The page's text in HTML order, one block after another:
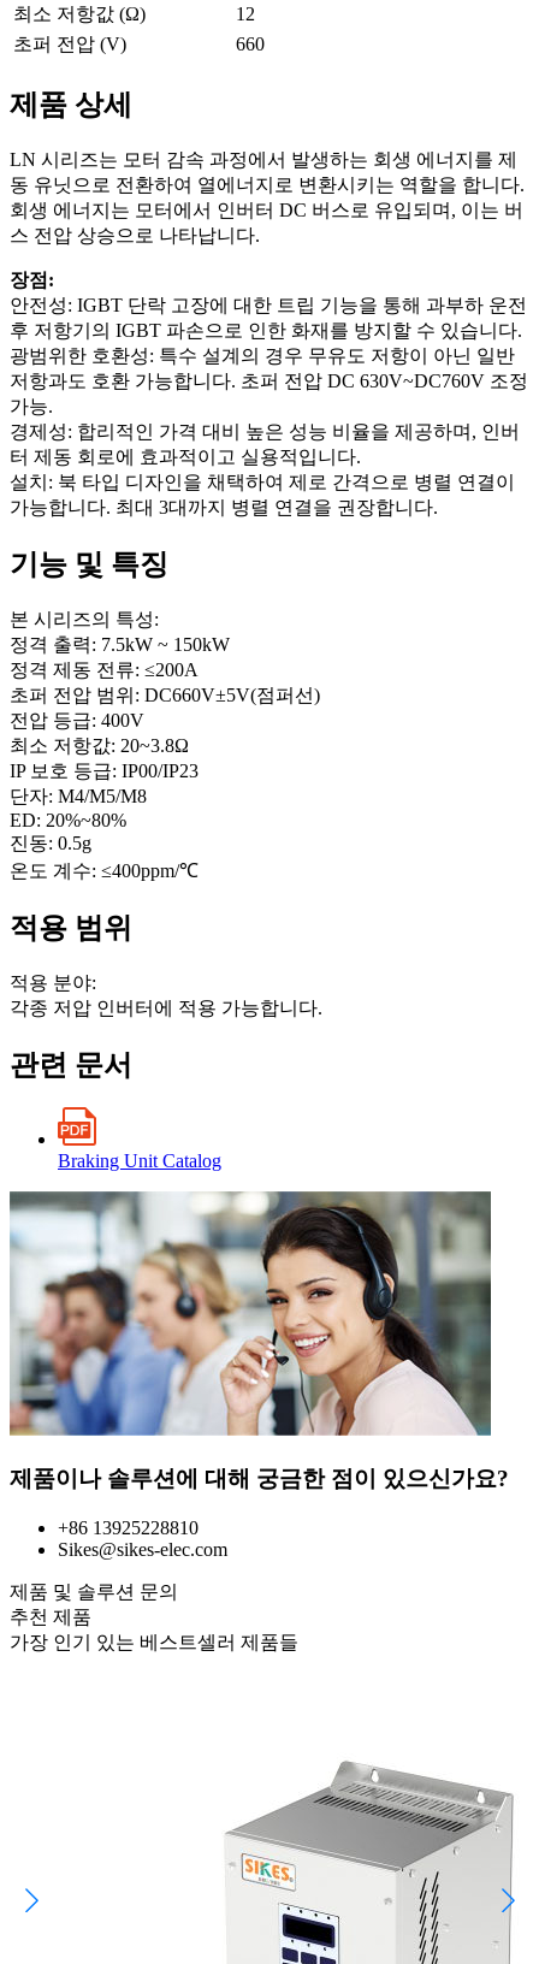
최소 저항값 (Ω)
12
초퍼 전압 (V)
660
제품 상세
LN 시리즈는 모터 감속 과정에서 발생하는 회생 에너지를 제
동 유닛으로 전환하여 열에너지로 변환시키는 역할을 합니다.
회생 에너지는 모터에서 인버터 DC 버스로 유입되며, 이는 버
스 전압 상승으로 나타납니다.
장점:
안전성: IGBT 단락 고장에 대한 트립 기능을 통해 과부하 운전
후 저항기의 IGBT 파손으로 인한 화재를 방지할 수 있습니다.
광범위한 호환성: 특수 설계의 경우 무유도 저항이 아닌 일반
저항과도 호환 가능합니다. 초퍼 전압 DC 630V~DC760V 조정
가능.
경제성: 합리적인 가격 대비 높은 성능 비율을 제공하며, 인버
터 제동 회로에 효과적이고 실용적입니다.
설치: 북 타입 디자인을 채택하여 제로 간격으로 병렬 연결이
가능합니다. 최대 3대까지 병렬 연결을 권장합니다.
기능 및 특징
본 시리즈의 특성:
정격 출력: 7.5kW ~ 150kW
정격 제동 전류: ≤200A
초퍼 전압 범위: DC660V±5V(점퍼선)
전압 등급: 400V
최소 저항값: 20~3.8Ω
IP 보호 등급: IP00/IP23
단자: M4/M5/M8
ED: 20%~80%
진동: 0.5g
온도 계수: ≤400ppm/℃
적용 범위
적용 분야:
각종 저압 인버터에 적용 가능합니다.
관련 문서
Braking Unit Catalog
제품이나 솔루션에 대해 궁금한 점이 있으신가요?
+86 13925228810
Sikes@sikes-elec.com
제품 및 솔루션 문의
추천 제품
가장 인기 있는 베스트셀러 제품들